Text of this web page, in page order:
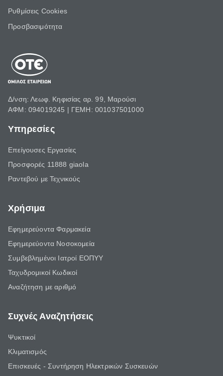
Ρυθμίσεις Cookies
Προσβασιμότητα
Δ/νση: Λεωφ. Κηφισίας αρ. 99, Μαρούσι
ΑΦΜ: 094019245 | ΓΕΜΗ: 001037501000
Υπηρεσίες
Επείγουσες Εργασίες
Προσφορές 11888 giaola
Ραντεβού με Τεχνικούς
Χρήσιμα
Εφημερεύοντα Φαρμακεία
Εφημερεύοντα Νοσοκομεία
Συμβεβλημένοι Ιατροί ΕΟΠΥΥ
Ταχυδρομικοί Κωδικοί
Αναζήτηση με αριθμό
Συχνές Αναζητήσεις
Ψυκτικοί
Κλιματισμός
Επισκευές - Συντήρηση Ηλεκτρικών Συσκευών